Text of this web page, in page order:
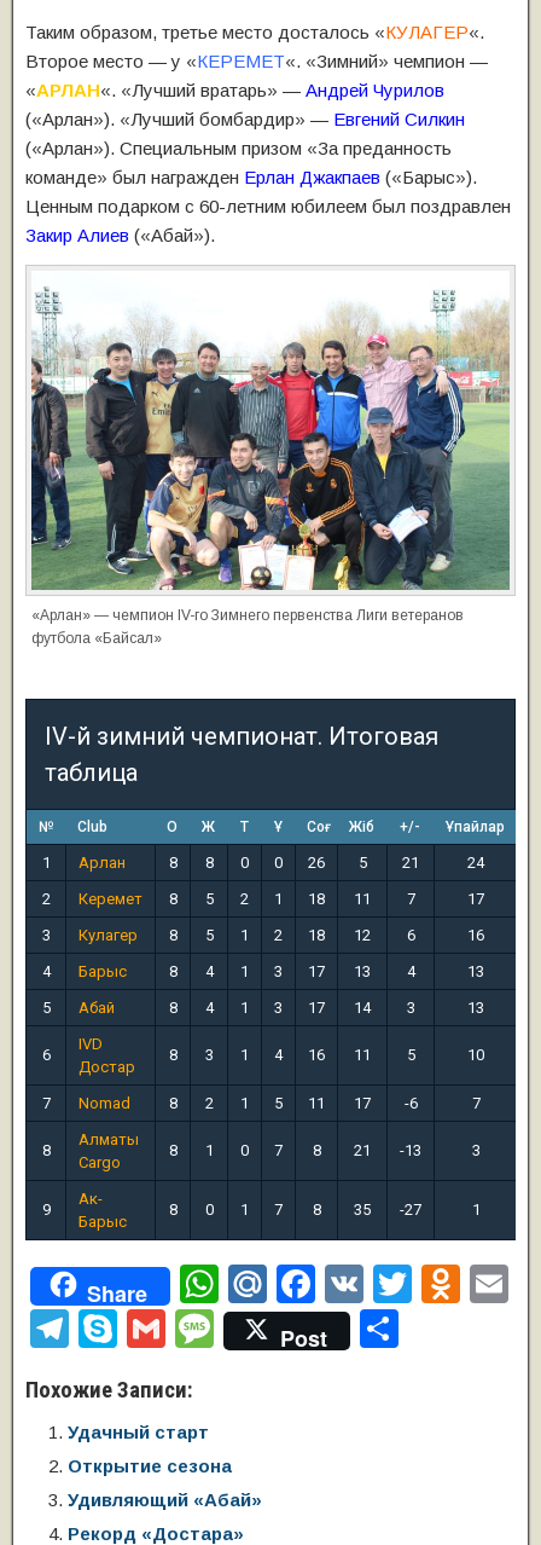
Таким образом, третье место досталось «КУЛАГЕР«.
Второе место — у «КЕРЕМЕТ«. «Зимний» чемпион —
«АРЛАН«. «Лучший вратарь» — Андрей Чурилов
(«Арлан»). «Лучший бомбардир» — Евгений Силкин
(«Арлан»). Специальным призом «За преданность
команде» был награжден Ерлан Джакпаев («Барыс»).
Ценным подарком с 60-летним юбилеем был поздравлен
Закир Алиев («Абай»).
«Арлан» — чемпион IV-го Зимнего первенства Лиги ветеранов
футбола «Байсал»
IV-й зимний чемпионат. Итоговая
таблица
№ Club О Ж Т Ұ Соғ Жіб +/- Ұпайлар
1 Арлан 8 8 0 0 26 5 21
24
2
Керемет 8 5 2 1 18 11 7
17
3
Кулагер 8 5 1 2 18 12 6
16
4
Барыс 8 4 1 3 17 13 4
13
5
Абай 8 4 1 3 17 14 3 13
6
IVD
Достар
8 3 1 4 16 11 5 10
7 Nomad 8 2 1 5 11 17 -6 7
8
Алматы
Cargo
8 1 0 7 8 21 -13 3
9
Ак-
Барыс
8 0 1 7 8 35 -27 1
Share
W
h
at
p
p
M
ail
.R
F
a
c
V
K
T
O
T
e
gr
a
m
S
p
e
G
ail
M
g
e
Post
Похожие Записи:
Удачный старт
Открытие сезона
Удивляющий «Абай»
Рекорд «Достара»